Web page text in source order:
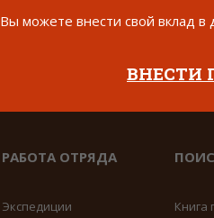
Вы можете внести свой вклад в
ВНЕСТИ
РАБОТА ОТРЯДА
Экспедиции
Книга